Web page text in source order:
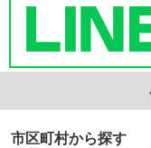
市区町村から探す